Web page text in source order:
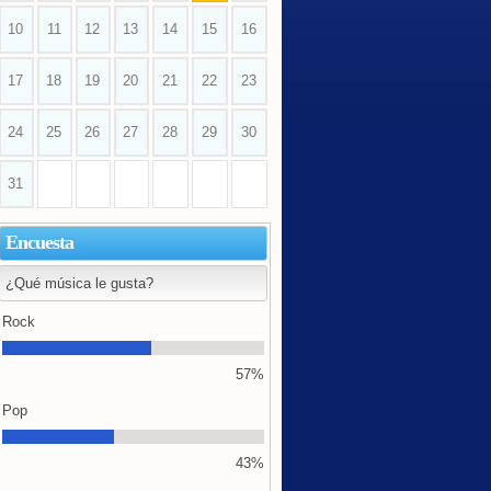
10 11 12 13 14 15 16
17 18 19 20 21 22 23
24 25 26 27 28 29 30
31
Encuesta
¿Qué música le gusta?
Rock
57%
Pop
43%